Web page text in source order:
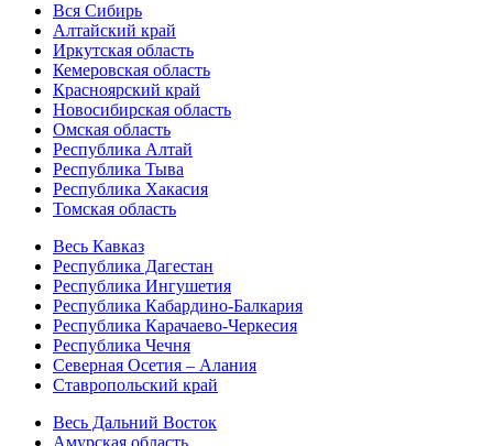
Вся Сибирь
Алтайский край
Иркутская область
Кемеровская область
Красноярский край
Новосибирская область
Омская область
Республика Алтай
Республика Тыва
Республика Хакасия
Томская область
Весь Кавказ
Республика Дагестан
Республика Ингушетия
Республика Кабардино-Балкария
Республика Карачаево-Черкесия
Республика Чечня
Северная Осетия – Алания
Ставропольский край
Весь Дальний Восток
Амурская область